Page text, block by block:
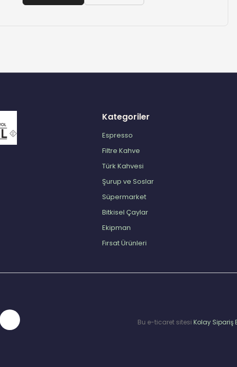
Kategoriler
Espresso
Filtre Kahve
Türk Kahvesi
Şurup ve Soslar
Süpermarket
Bitkisel Çaylar
Ekipman
Fırsat Ürünleri
Bu e-ticaret sitesi Kolay Sipariş